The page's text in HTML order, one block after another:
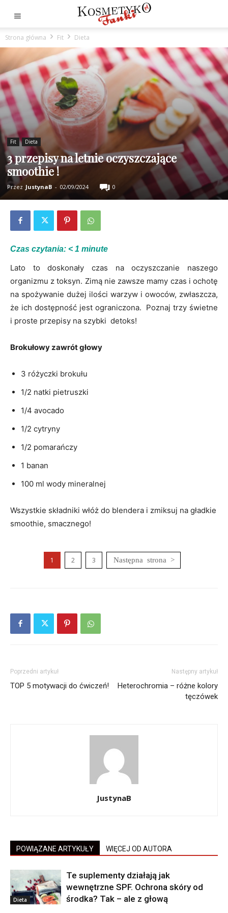
Strona główna Fit Dieta
Fit Dieta
3 przepisy na letnie oczyszczające
smoothie !
Przez JustynaB - 02/09/2024 0
Czas czytania: < 1 minute
Lato to doskonały czas na oczyszczanie naszego
organizmu z toksyn. Zimą nie zawsze mamy czas i ochotę
na spożywanie dużej ilości warzyw i owoców, zwłaszcza,
że ich dostępność jest ograniczona. Poznaj trzy świetne
i proste przepisy na szybki detoks!
Brokułowy zawrót głowy
3 różyczki brokułu
1/2 natki pietruszki
1/4 avocado
1/2 cytryny
1/2 pomarańczy
1 banan
100 ml wody mineralnej
Wszystkie składniki włóż do blendera i zmiksuj na gładkie
smoothie, smacznego!
1 2 3
Poprzedni artykuł
TOP 5 motywacji do ćwiczeń!
Następny artykuł
Heterochromia – różne kolory
tęczówek
JustynaB
POWIĄZANE ARTYKUŁY WIĘCEJ OD AUTORA
Dieta
Te suplementy działają jak
wewnętrzne SPF. Ochrona skóry od
środka? Tak – ale z głową